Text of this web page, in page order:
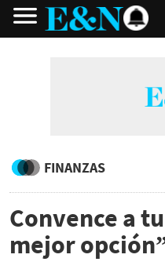
FINANZAS
Convence a
mejor